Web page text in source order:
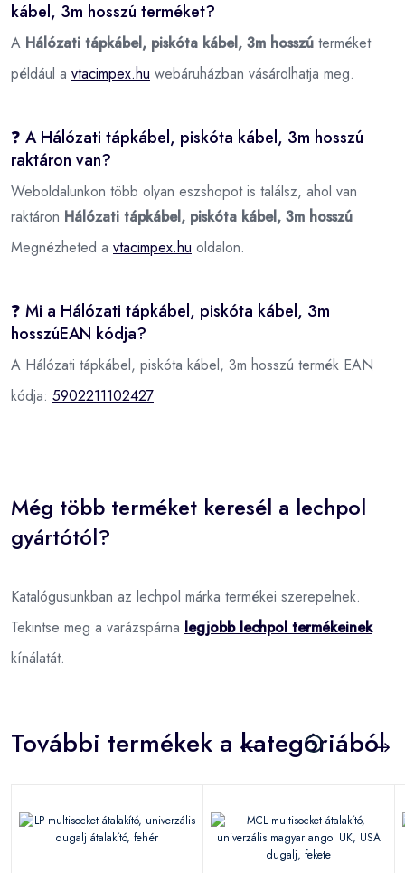
kábel, 3m hosszú terméket?
A Hálózati tápkábel, piskóta kábel, 3m hosszú terméket
például a vtacimpex.hu webáruházban vásárolhatja meg.
❓ A Hálózati tápkábel, piskóta kábel, 3m hosszú
raktáron van?
Weboldalunkon több olyan eszshopot is találsz, ahol van
raktáron Hálózati tápkábel, piskóta kábel, 3m hosszú
Megnézheted a vtacimpex.hu oldalon.
❓ Mi a Hálózati tápkábel, piskóta kábel, 3m
hosszúEAN kódja?
A Hálózati tápkábel, piskóta kábel, 3m hosszú termék EAN
kódja: 5902211102427
Még több terméket keresél a lechpol
gyártótól?
Katalógusunkban az lechpol márka termékei szerepelnek.
Tekintse meg a varázspárna legjobb lechpol termékeinek
kínálatát.
További termékek a kategóriából